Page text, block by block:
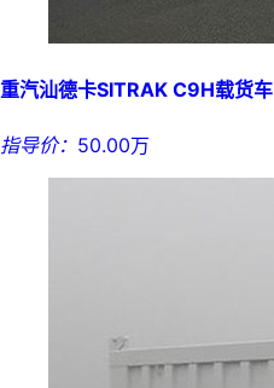
重汽汕德卡SITRAK C9H载货车
指导价： 50.00万